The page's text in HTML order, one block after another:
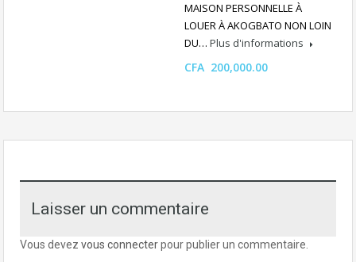
MAISON PERSONNELLE À
LOUER À AKOGBATO NON LOIN
DU… Plus d'informations
CFA 200,000.00
Laisser un commentaire
Vous devez vous connecterpour publier un commentaire.